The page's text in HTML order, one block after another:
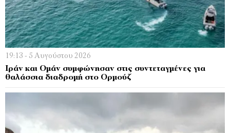
19:13 - 5 Αυγούστου 2026
Ιράν και Ομάν συμφώνησαν στις συντεταγμένες για
θαλάσσια διαδρομή στο Ορμούζ